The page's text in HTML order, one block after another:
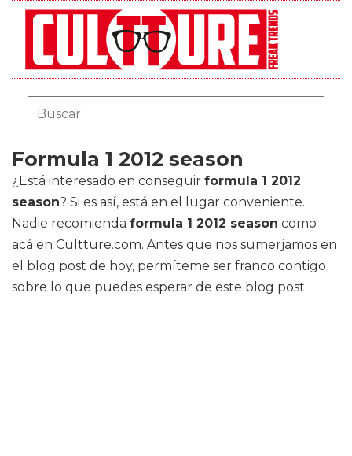
Formula 1 2012 season
¿Está interesado en conseguir formula 1 2012
season? Si es así, está en el lugar conveniente.
Nadie recomienda formula 1 2012 season como
acá en Cultture.com. Antes que nos sumerjamos en
el blog post de hoy, permíteme ser franco contigo
sobre lo que puedes esperar de este blog post.